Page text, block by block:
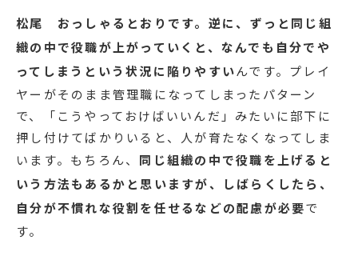
松尾
おっしゃるとおりです。逆に、ずっと同じ組
織の中で役職が上がっていくと、なんでも自分でや
ってしまうという状況に陥りやすいんです。プレイ
ヤーがそのまま管理職になってしまったパターン
で、「こうやっておけばいいんだ」みたいに部下に
押し付けてばかりいると、人が育たなくなってしま
います。もちろん、 同じ組織の中で役職を上げると
いう方法もあるかと思いますが、しばらくしたら、
自分が不慣れな役割を任せるなどの配慮が必要で
す。